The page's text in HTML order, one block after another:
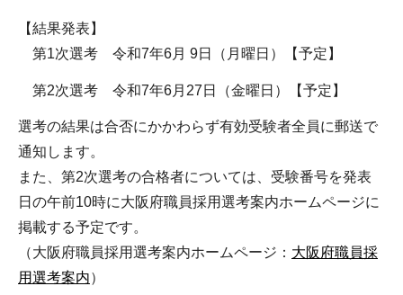
【結果発表】
第1次選考 令和7年6月 9日（月曜日）【予定】
第2次選考 令和7年6月27日（金曜日）【予定】
選考の結果は合否にかかわらず有効受験者全員に郵送で
通知します。
また、第2次選考の合格者については、受験番号を発表
日の午前10時に大阪府職員採用選考案内ホームページに
掲載する予定です。
（大阪府職員採用選考案内ホームページ： 大阪府職員採
用選考案内）